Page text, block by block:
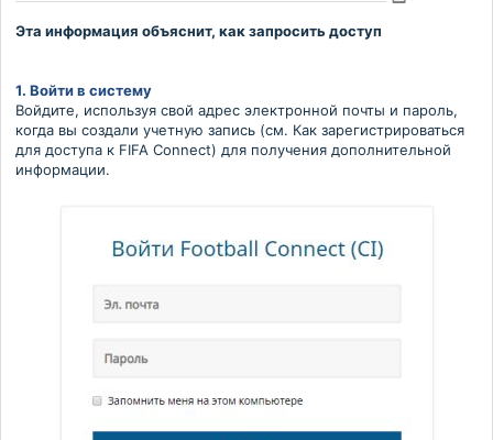
Эта информация объяснит, как запросить доступ
1. Войти в систему
Войдите, используя свой адрес электронной почты и пароль,
когда вы создали учетную запись (см. Как зарегистрироваться
для доступа к FIFA Connect) для получения дополнительной
информации.